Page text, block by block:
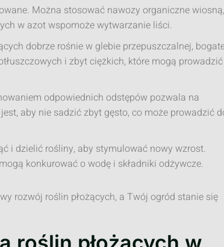
Można stosować nawozy organiczne wiosną,
w azot wspomoże wytwarzanie liści.
dobrze rośnie w glebie przepuszczalnej,
i zbyt ciężkich, które mogą prowadzić
odpowiednich odstępów pozwala na
aby nie sadzić zbyt gęsto, co może prowadzić
i dzielić rośliny, aby stymulować nowy wzrost.
konkurować o wodę i składniki odżywcze.
rozwój roślin płożących, a Twój ogród stanie się